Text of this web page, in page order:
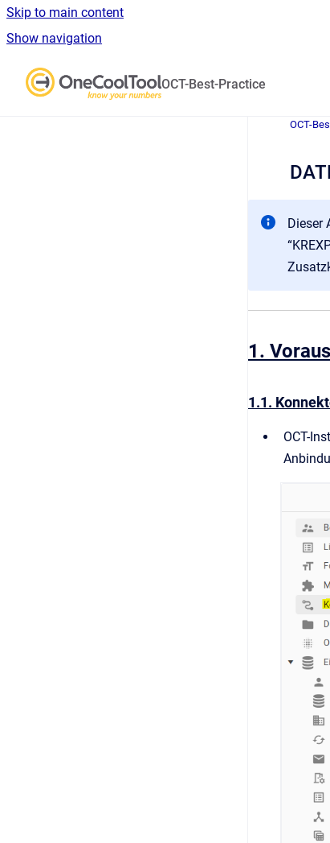
Skip to main content
Show navigation
OCT-Best-Practice
OCT-
Dieser
1.
1.1.
OCT-